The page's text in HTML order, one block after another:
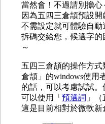
當然會！不過請別擔心
因為五四三倉頡預設開
不需設定就可體驗自動
拆碼交給您，候選字
～
五四三倉頡的操作方
倉頡」的windows使用
的話，可以考慮試試
可以使用「 預選詞 」
這是目前相對於微軟新